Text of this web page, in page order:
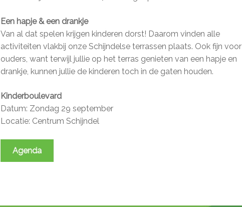
Een hapje & een drankje
Van al dat spelen krijgen kinderen dorst! Daarom vinden alle
activiteiten vlakbij onze Schijndelse terrassen plaats. Ook fijn voor
ouders, want terwijl jullie op het terras genieten van een hapje en
drankje, kunnen jullie de kinderen toch in de gaten houden.
Kinderboulevard
Datum: Zondag 29 september
Locatie: Centrum Schijndel
Agenda